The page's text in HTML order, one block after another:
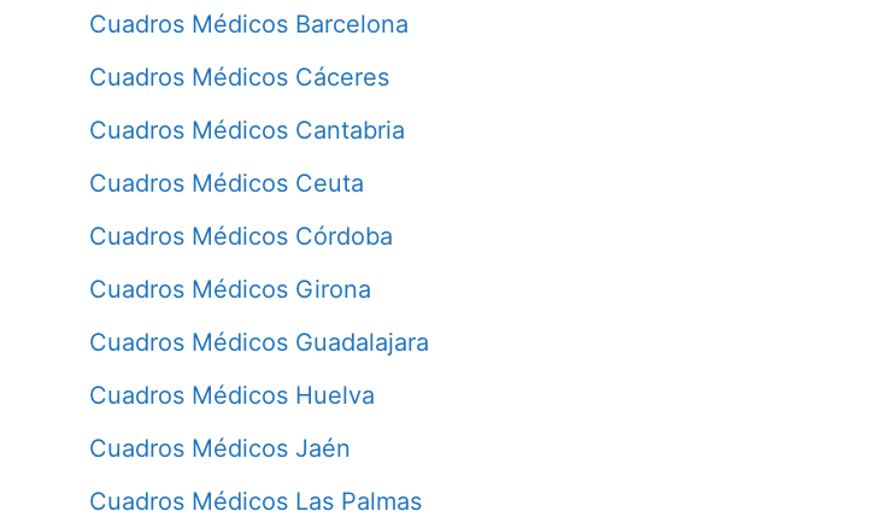
Cuadros Médicos Barcelona
Cuadros Médicos Cáceres
Cuadros Médicos Cantabria
Cuadros Médicos Ceuta
Cuadros Médicos Córdoba
Cuadros Médicos Girona
Cuadros Médicos Guadalajara
Cuadros Médicos Huelva
Cuadros Médicos Jaén
Cuadros Médicos Las Palmas